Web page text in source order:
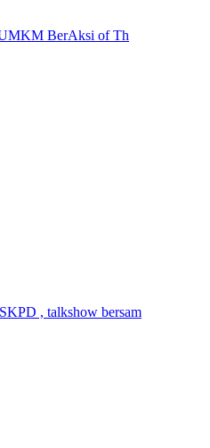
UMKM BerAksi of Th
, talkshow bersam